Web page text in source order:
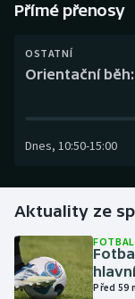
Curling
Dostihy
Futsal
Golf
Gymnastika
Házená
Přímé přenosy
OSTATNÍ
Orientační
Dnes, 10:50-15:00
Aktuality ze
FOTBAL
Před 59